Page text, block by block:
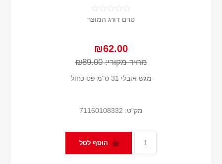
טרם דורג המוצר
₪62.00
מחיר מקורי: ₪89.00
מגש אובלי 31 ס"מ פס כחול
מק"ט: 71160108332